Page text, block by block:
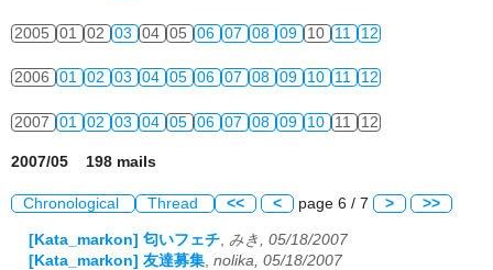
2005 01 02 03 04 05 06 07 08 09 10 11 12
2006 01 02 03 04 05 06 07 08 09 10 11 12
2007 01 02 03 04 05 06 07 08 09 10 11 12
2007/05 198 mails
Chronological Thread << < page 6 / 7 > >>
[Kata_markon] 匂いフェチ みき, 05/18/2007
[Kata_markon] 友達募集 nolika, 05/18/2007